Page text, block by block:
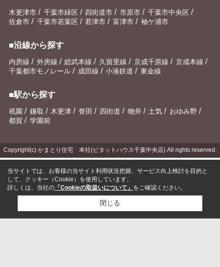
木更津市 / 千葉市緑区 / 四街道市 / 市原市 / 千葉市中央区 /
佐倉市 / 千葉市若葉区 / 君津市 / 富津市 / 袖ケ浦市
■沿線から探す
内房線 / 外房線 / 総武本線 / 久留里線 / 京成千原線 / 京成本線 /
千葉都市モノレール / 成田線 / 小湊鉄道 / 東金線
■駅から探す
祇園 / 鎌取 / 木更津 / 誉田 / 四街道 / 物井 / 土気 / おゆみ野 /
都賀 / 学園前
Copyright(c) かまとり住宅 本社(ピタットハウス千葉中央店) All rights reserved.
当サイトでは、お客様の当サイト利用状況把握、サービス向上検討を目的と
して、クッキー（Cookie）を使用しています。
詳しくは、当社の 「Cookieの取扱いについて」 をご確認ください。
閉じる